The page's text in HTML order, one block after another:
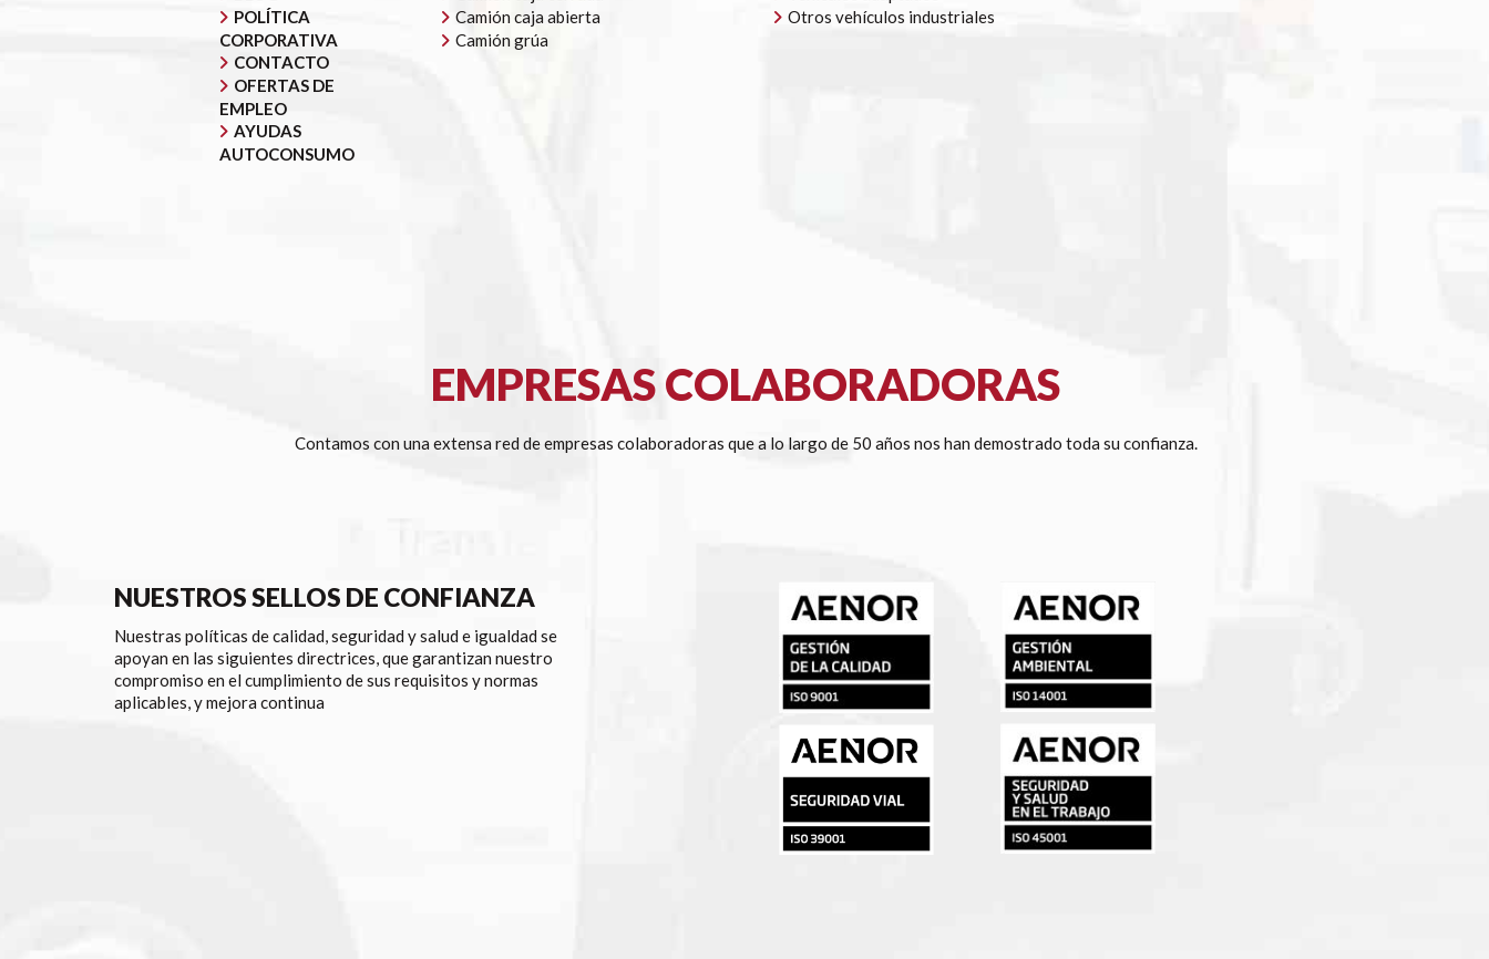
POLÍTICA
CORPORATIVA
CONTACTO
OFERTAS DE
EMPLEO
AYUDAS
AUTOCONSUMO
Camión caja abierta
Camión grúa
Otros vehículos industriales
EMPRESAS COLABORADORAS
Contamos con una extensa red de empresas colaboradoras que a lo largo de 50 años nos han demostrado toda su confianza.
NUESTROS SELLOS DE CONFIANZA
Nuestras políticas de calidad, seguridad y salud e igualdad se
apoyan en las siguientes directrices, que garantizan nuestro
compromiso en el cumplimiento de sus requisitos y normas
aplicables, y mejora continua